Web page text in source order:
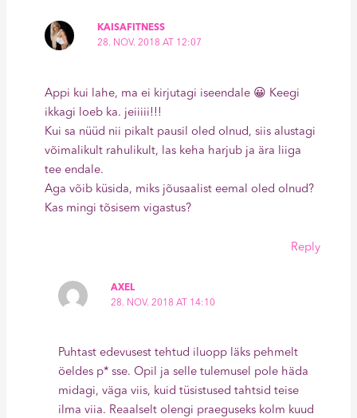
KAISAFITNESS
28. NOV. 2018 AT 12:07
Appi kui lahe, ma ei kirjutagi iseendale 😀 Keegi
ikkagi loeb ka. jeiiiii!!!
Kui sa nüüd nii pikalt pausil oled olnud, siis alustagi
võimalikult rahulikult, las keha harjub ja ära liiga
tee endale.
Aga võib küsida, miks jõusaalist eemal oled olnud?
Kas mingi tõsisem vigastus?
Reply
AXEL
28. NOV. 2018 AT 14:10
Puhtast edevusest tehtud iluopp läks pehmelt
öeldes p* sse. Opil ja selle tulemusel pole häda
midagi, väga viis, kuid tüsistused tahtsid teise
ilma viia. Reaalselt olengi praeguseks kolm kuud